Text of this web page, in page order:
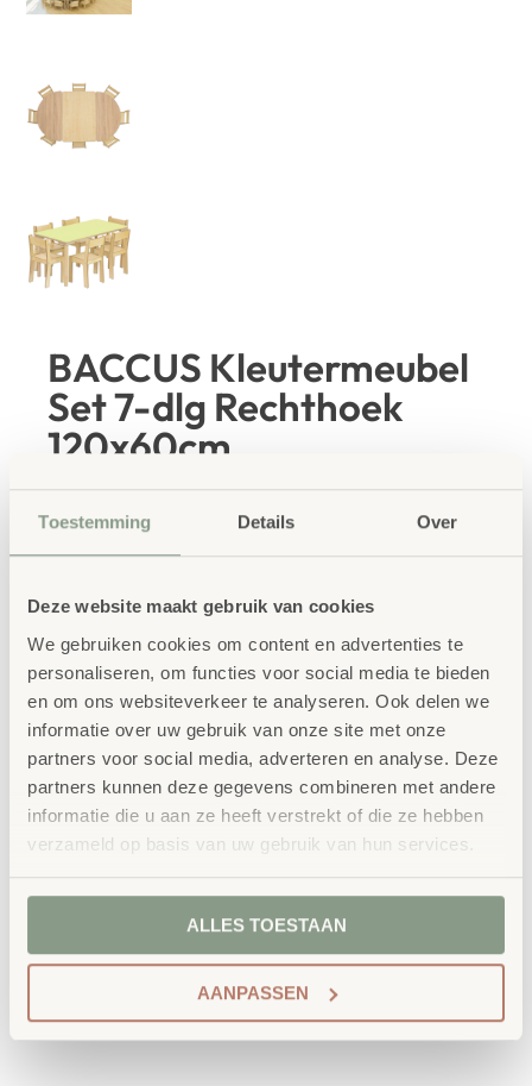
Toestemming Details Over
Deze website maakt gebruik van cookies
We gebruiken cookies om content en advertenties te
personaliseren, om functies voor social media te bieden
en om ons websiteverkeer te analyseren. Ook delen we
informatie over uw gebruik van onze site met onze
partners voor social media, adverteren en analyse. Deze
partners kunnen deze gegevens combineren met andere
informatie die u aan ze heeft verstrekt of die ze hebben
verzameld op basis van uw gebruik van hun services.
ALLES TOESTAAN
AANPASSEN
BACCUS Kleutermeubel
Set 7-dlg Rechthoek
120x60cm
€944,00
kwaliteit!
Hoogte
Decor tafelblad